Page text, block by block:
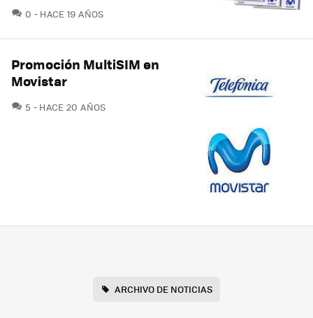
0 COMENTARIOS
HACE 19 AÑOS
Promoción MultiSIM en
Movistar
5 COMENTARIOS
HACE 20 AÑOS
ARCHIVO DE NOTICIAS